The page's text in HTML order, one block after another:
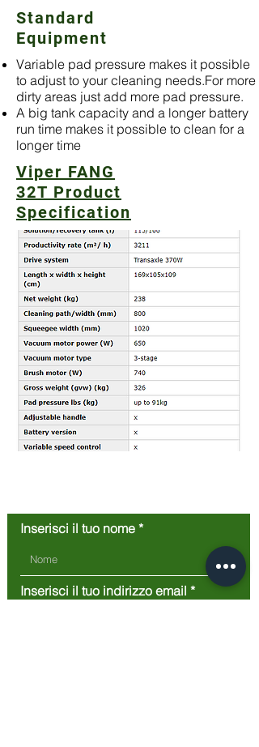
Standard
Equipment
Variable pad pressure makes it possible
to adjust to your cleaning needs.For more
dirty areas just add more pad pressure.
A big tank capacity and a longer battery
run time makes it possible to clean for a
longer time
Viper FANG
32T Product
Specification
Inserisci il tuo nome
Inserisci il tuo indirizzo email